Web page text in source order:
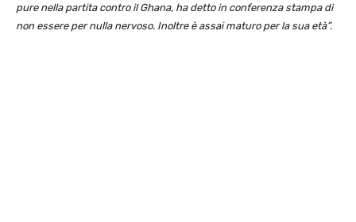
pure nella partita contro il Ghana, ha detto in conferenza stampa di
non essere per nulla nervoso. Inoltre è assai maturo per la sua età”.